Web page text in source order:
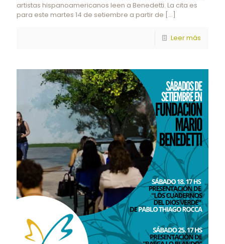
artistas hispanoamericanos leen a Benedetti. La cita es
para este martes 14 de setiembre a partir de […]
Leer más